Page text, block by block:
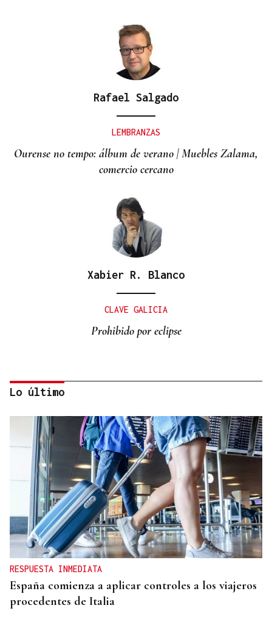
Rafael Salgado
LEMBRANZAS
Ourense no tempo: álbum de verano | Muebles Zalama,
comercio cercano
Xabier R. Blanco
CLAVE GALICIA
Prohibido por eclipse
Lalo Pavón
O AFIADOR
Un día haberá autobuses
Lo último
RESPUESTA INMEDIATA
España comienza a aplicar controles a los viajeros
procedentes de Italia